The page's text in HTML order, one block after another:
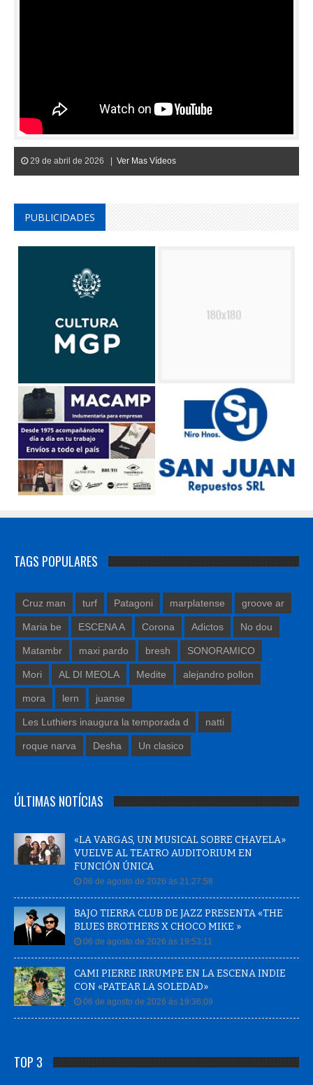
29 de abril de 2026 | Ver Mas Vídeos
PUBLICIDADES
TAGS POPULARES
Cruz man turf Patagoni marplatense groove ar
Maria be ESCENA A Corona Adictos No dou
Matambr maxi pardo bresh SONORAMICO
Mori AL DI MEOLA Medite alejandro pollon
mora lern juanse
Les Luthiers inaugura la temporada d natti
roque narva Desha Un clasico
ÚLTIMAS NOTÍCIAS
«LA VARGAS, UN MUSICAL SOBRE CHAVELA»
VUELVE AL TEATRO AUDITORIUM EN
FUNCIÓN ÚNICA
06 de agosto de 2026 às 21:27:58
BAJO TIERRA CLUB DE JAZZ PRESENTA «THE
BLUES BROTHERS X CHOCO MIKE »
06 de agosto de 2026 às 19:53:11
CAMI PIERRE IRRUMPE EN LA ESCENA INDIE
CON «PATEAR LA SOLEDAD»
06 de agosto de 2026 às 19:36:09
TOP 3